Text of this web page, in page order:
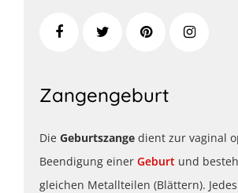
Zangengeburt
Die Geburtszange dient zur vaginal
Beendigung einer Geburt und
gleichen Metallteilen (Blättern).